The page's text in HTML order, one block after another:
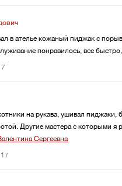
в ателье кожаный пиджак с
понравилось, все
на рукава, ушивал пиджаки,
Другие мастера с которыми я
Сергеевна